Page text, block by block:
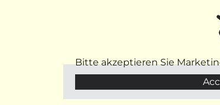
Bitte akzeptieren Sie